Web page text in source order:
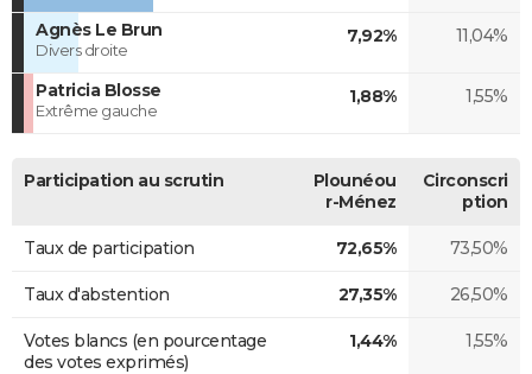
Agnès Le Brun
Divers droite
7,92% 11,04%
Patricia Blosse
Extrême gauche
1,88% 1,55%
Participation au scrutin
Plounéou
r-Ménez
Circonscri
ption
Taux de participation 72,65% 73,50%
Taux d'abstention 27,35% 26,50%
Votes blancs (en pourcentage
des votes exprimés)
1,44% 1,55%